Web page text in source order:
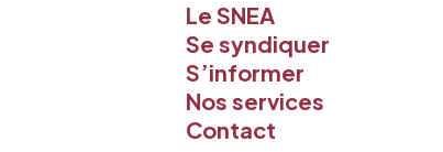
Le SNEA
Se syndiquer
S’informer
Nos services
Contact